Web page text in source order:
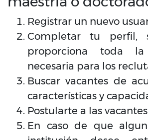
Registrar un nuevo
Completar tu perfil,
proporciona toda la
necesaria para los
Buscar vacantes de
características y
Postularte a las
En caso de que